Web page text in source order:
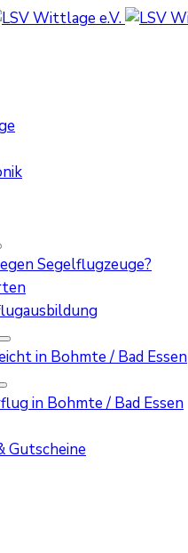
Segelflugzeuge?
in Bohmte / Bad Essen
in Bohmte / Bad Essen
Gutscheine